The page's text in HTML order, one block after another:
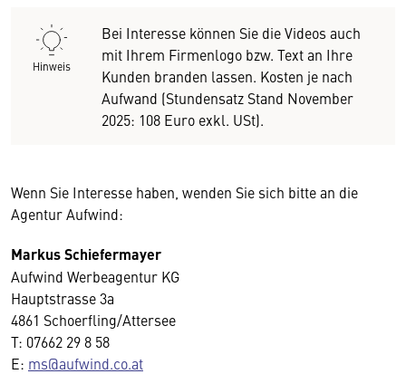
Hinweis
Bei Interesse können Sie die Videos auch
mit Ihrem Firmenlogo bzw. Text an Ihre
Kunden branden lassen. Kosten je nach
Aufwand (Stundensatz Stand November
2025: 108 Euro exkl. USt).
Wenn Sie Interesse haben, wenden Sie sich bitte an die
Agentur Aufwind:
Markus Schiefermayer
Aufwind Werbeagentur KG
Hauptstrasse 3a
4861 Schoerfling/Attersee
T: 07662 29 8 58
E: ms@aufwind.co.at